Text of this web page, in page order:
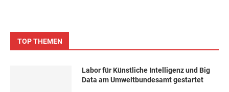
TOP THEMEN
Labor für Künstliche Intelligenz und Big
Data am Umweltbundesamt gestartet